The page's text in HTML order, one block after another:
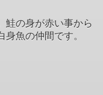
鮭の身が赤い事から
魚の仲間です。